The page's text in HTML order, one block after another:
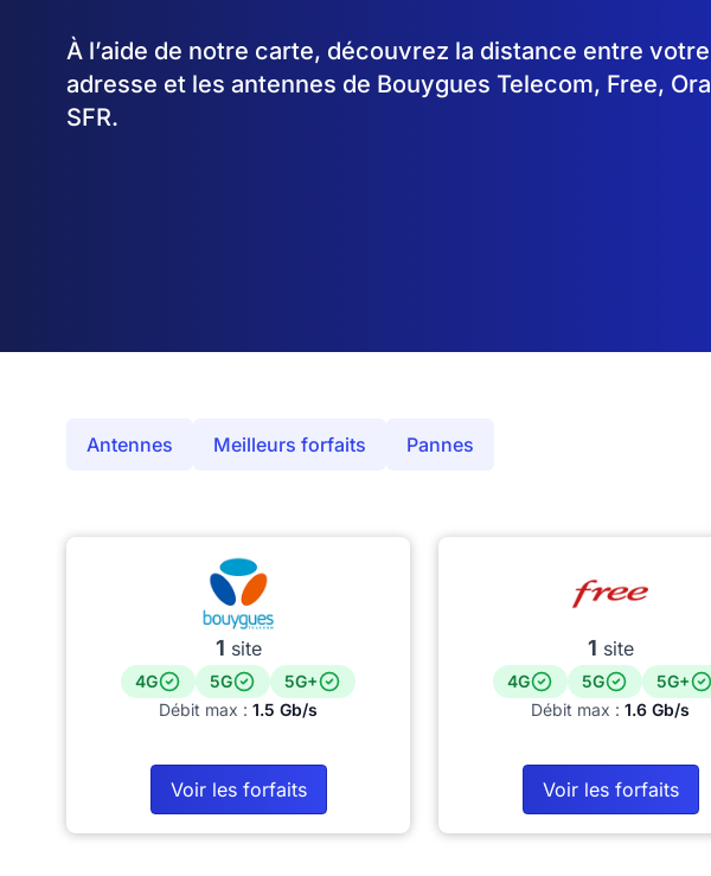
À l’aide de notre carte, découvrez la distance entre votre
adresse et les antennes de Bouygues Telecom, Free,
SFR.
Antennes Meilleurs forfaits Pannes
1 site
4G 5G
5G+
Débit max : 1.5 Gb/s
Voir les forfaits
1 site
4G 5G
5G+
Débit max : 1.6 Gb/s
Voir les forfaits